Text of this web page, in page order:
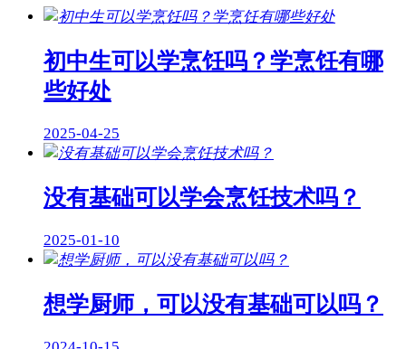
初中生可以学烹饪吗？学烹饪有哪
些好处
2025-04-25
没有基础可以学会烹饪技术吗？
2025-01-10
想学厨师，可以没有基础可以吗？